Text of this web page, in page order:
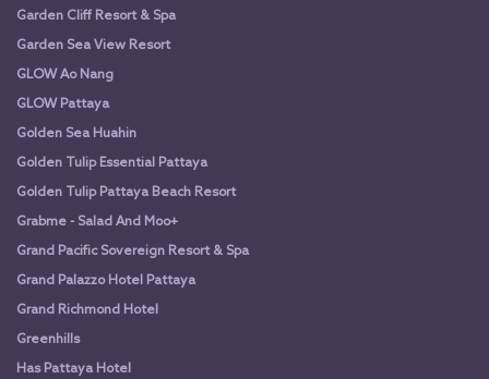
Garden Cliff Resort & Spa
Garden Sea View Resort
GLOW Ao Nang
GLOW Pattaya
Golden Sea Huahin
Golden Tulip Essential Pattaya
Golden Tulip Pattaya Beach Resort
Grabme - Salad And Moo+
Grand Pacific Sovereign Resort & Spa
Grand Palazzo Hotel Pattaya
Grand Richmond Hotel
Greenhills
Has Pattaya Hotel